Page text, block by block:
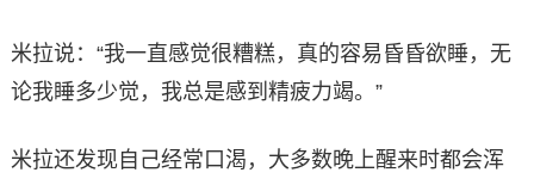
米拉说：“我一直感觉很糟糕，真的容易昏昏欲睡，无
论我睡多少觉，我总是感到精疲力竭。”
米拉还发现自己经常口渴，大多数晚上醒来时都会浑